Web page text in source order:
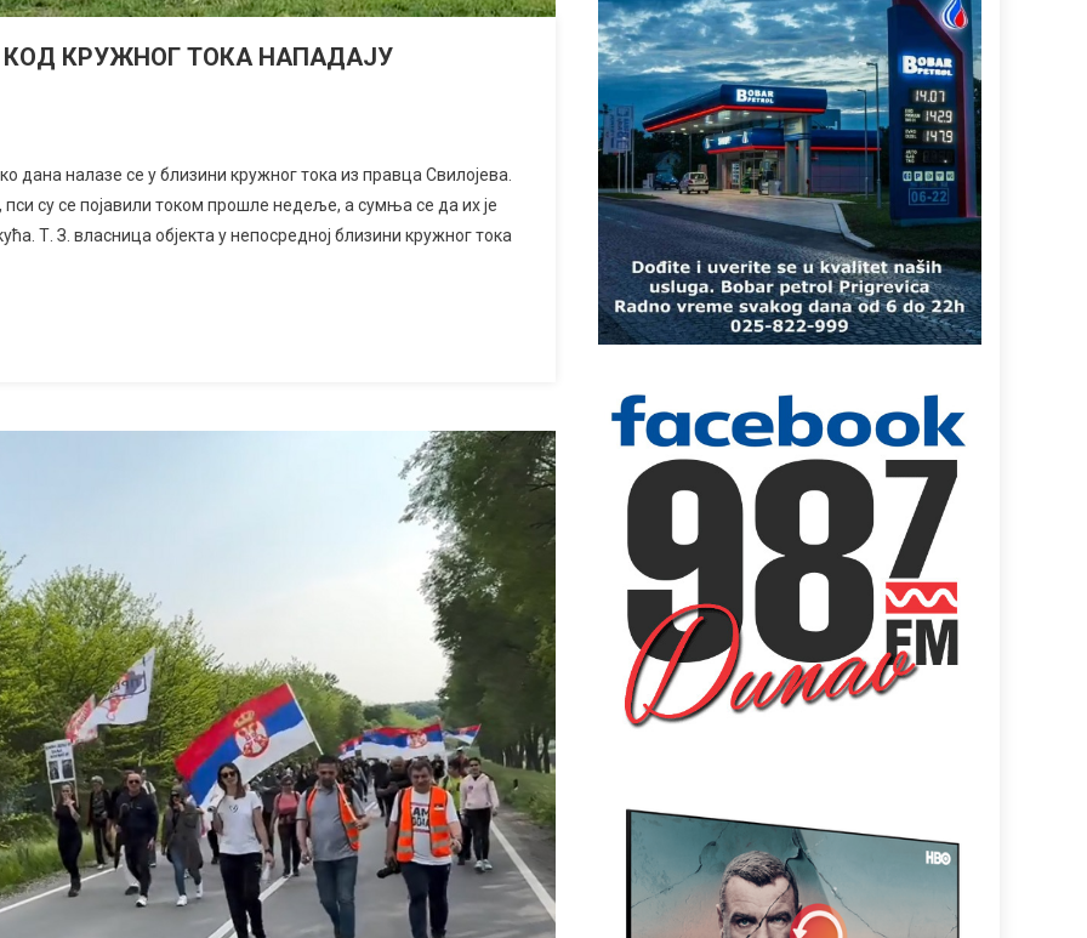
КРУЖНОГ ТОКА НАПАДАЈУ
налазе се у близини кружног тока из правца Свилојева.
су се појавили током прошле недеље, а сумња се да их је
Т. З. власница објекта у непосредној близини кружног тока